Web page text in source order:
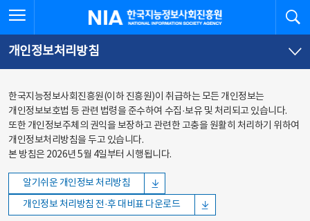
바로가기
바로가기
한국지능정보사회진흥원
개인정보처리방침
한국지능정보사회진흥원(이하 진흥원)이 취급하는 모든 개인정보는
개인정보보호법 등 관련 법령을 준수하여 수집·보유 및 처리되고 있습니다.
또한 개인정보주체의 권익을 보장하고 관련한 고충을 원활히 처리하기 위하여
개인정보처리방침을 두고 있습니다.
본 방침은 2026년 5월 4일부터 시행됩니다.
알기쉬운 개인정보 처리방침
개인정보 처리방침 전·후 대비표 다운로드